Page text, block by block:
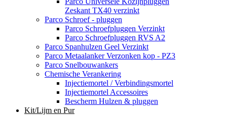
Zeskant TX40 verzinkt
Parco Schroef - pluggen
Parco Schroefpluggen Verzinkt
Parco Schroefpluggen RVS A2
Parco Spanhulzen Geel Verzinkt
Parco Metaalanker Verzonken kop - PZ3
Parco Snelbouwankers
Chemische Verankering
Injectiemortel / Verbindingsmortel
Injectiemortel Accessoires
Bescherm Hulzen & pluggen
Kit/Lijm en Pur